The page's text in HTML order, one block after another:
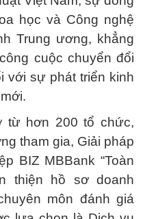
học và Công nghệ
Trung ương, khẳng
cuộc chuyển đổi
với sự phát triển kinh
từ hơn 200 tổ chức,
tham gia, Giải pháp
BIZ MBBank “Toàn
thiện hồ sơ doanh
môn đánh giá